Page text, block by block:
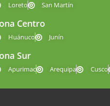
Loreto San Martín
Centro
Huánuco Junín
Sur
Apurimac Arequipa Cusco